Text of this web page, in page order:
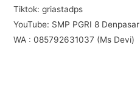
Tiktok: griastadps
YouTube: SMP PGRI 8 Denpasar
WA : 085792631037 (Ms Devi)